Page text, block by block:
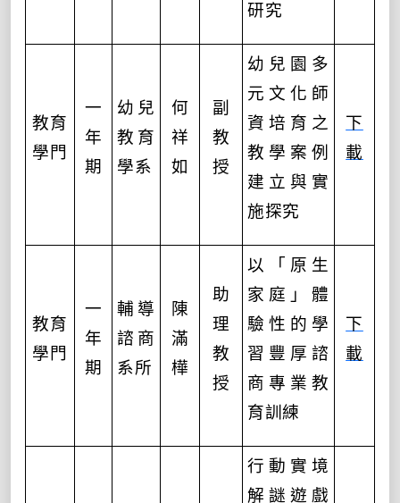
研究
教育
學門
一
年
期
幼兒
教育
學系
何
祥
如
副
教
授
幼兒園多
元文化師
資培育之
教學案例
建立與實
施探究
下
載
教育
學門
一
年
期
輔導
諮商
系所
陳
滿
樺
助
理
教
授
以「原生
家庭」體
驗性的學
習豐厚諮
商專業教
育訓練
下
載
行動實境
解謎遊戲